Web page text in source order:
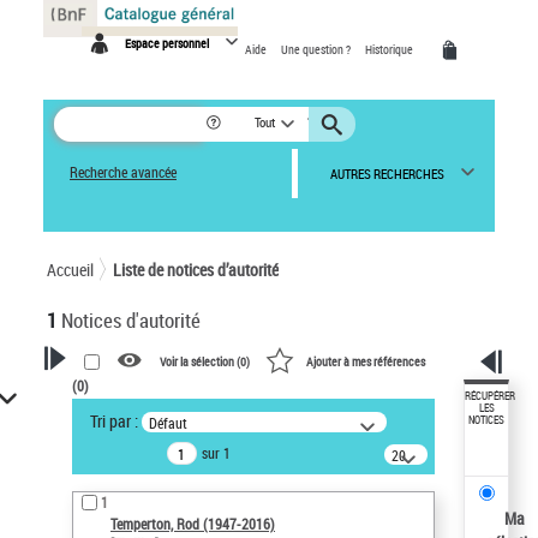
Espace personnel Aide Une question ? Historique
Tout
Recherche avancée AUTRES RECHERCHES
Accueil Liste de notices d’autorité
1 Notices d'autorité
VOTRE RECHERCHE
Recherche avancée dans les
notices d’autorité
Œuvres liées à l'auteur :
Temperton, Rod (1947-2016)
Voir la sélection (0) Ajouter à mes références
(0)
Tri par : Défaut
sur 1
20
résultats/page
1
Temperton, Rod (1947-2016)
RÉCUPÉRER
LES
NOTICES
Ma
Panneau de gestion des cookies